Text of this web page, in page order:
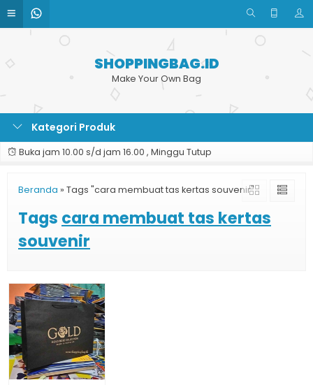
SHOPPINGBAG.ID
Make Your Own Bag
Kategori Produk
Buka jam 10.00 s/d jam 16.00 , Minggu Tutup
Beranda » Tags "cara membuat tas kertas souvenir"
Tags cara membuat tas kertas
souvenir